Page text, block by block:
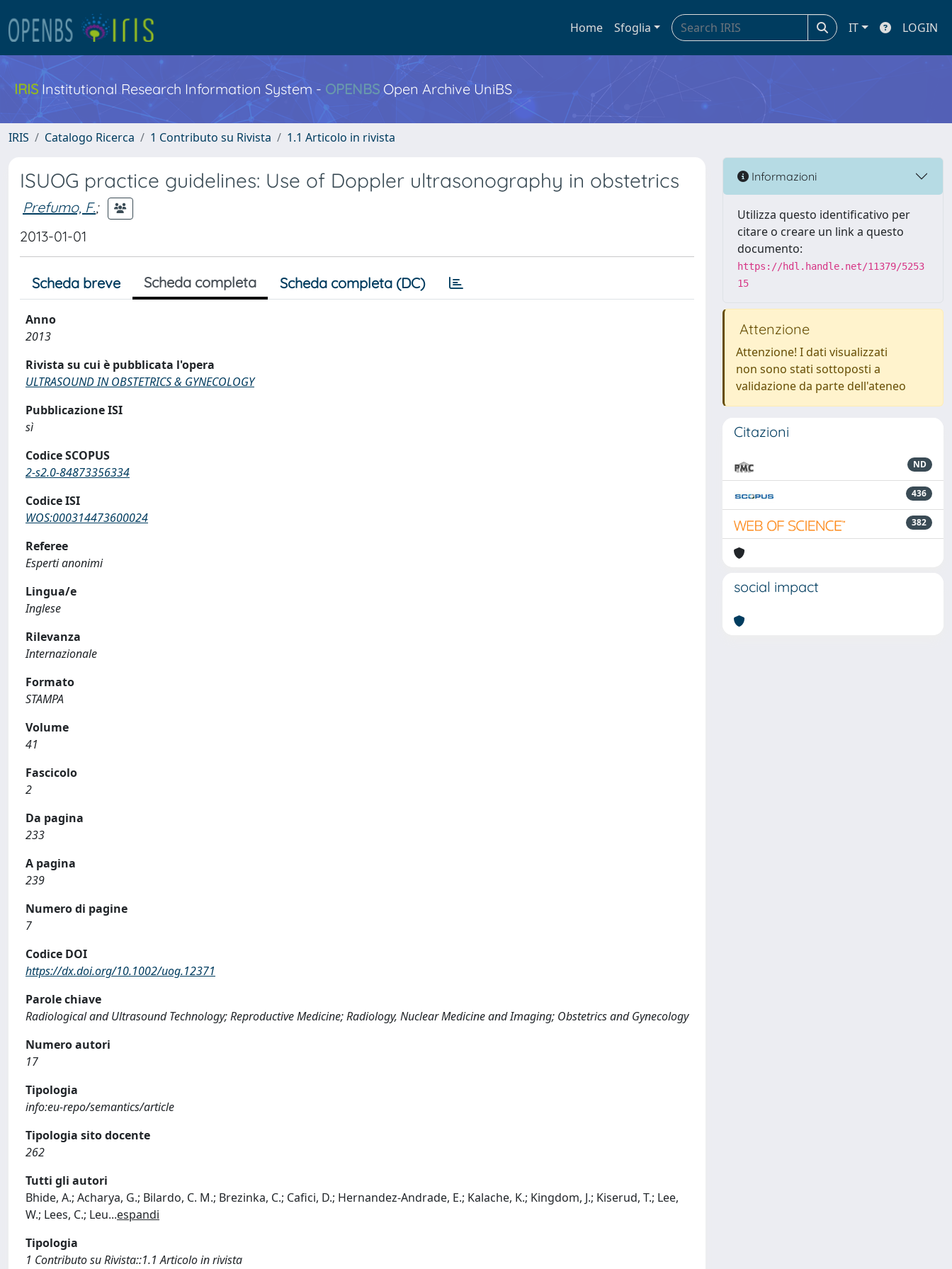
Home Sfoglia IT LOGIN
IRIS Institutional Research Information System - OPENBS Open Archive UniBS
IRIS Catalogo Ricerca 1 Contributo su Rivista 1.1 Articolo in rivista
ISUOG practice guidelines: Use of Doppler ultrasonography in obstetrics
Prefumo, F.;
2013-01-01
Scheda breve Scheda completa Scheda completa (DC)
Anno
2013
Rivista su cui è pubblicata l'opera
ULTRASOUND IN OBSTETRICS & GYNECOLOGY
Pubblicazione ISI
sì
Codice SCOPUS
2-s2.0-84873356334
Codice ISI
WOS:000314473600024
Referee
Esperti anonimi
Lingua/e
Inglese
Rilevanza
Internazionale
Formato
STAMPA
Volume
41
Fascicolo
2
Da pagina
233
A pagina
239
Numero di pagine
7
Codice DOI
https://dx.doi.org/10.1002/uog.12371
Parole chiave
Radiological and Ultrasound Technology; Reproductive Medicine; Radiology, Nuclear Medicine and Imaging; Obstetrics and Gynecology
Numero autori
17
Tipologia
info:eu-repo/semantics/article
Tipologia sito docente
262
Tutti gli autori
Bhide, A.; Acharya, G.; Bilardo, C. M.; Brezinka, C.; Cafici, D.; Hernandez-Andrade, E.; Kalache, K.; Kingdom, J.; Kiserud, T.; Lee,
W.; Lees, C.; Leu...espandi
Tipologia
1 Contributo su Rivista::1.1 Articolo in rivista
Informazioni
Utilizza questo identificativo per
citare o creare un link a questo
documento:
https://hdl.handle.net/11379/5253
15
Attenzione
Attenzione! I dati visualizzati
non sono stati sottoposti a
validazione da parte dell'ateneo
Citazioni
ND
436
382
social impact